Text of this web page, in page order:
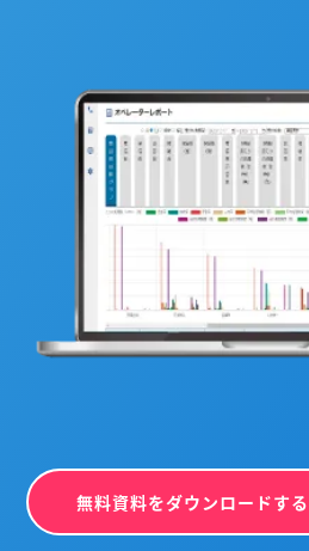
無料資料をダウンロードする